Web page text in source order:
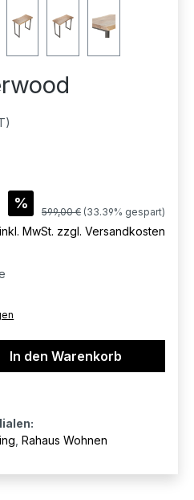
% Regulärer Preis:
599,00 € (33.39% gespart)
MwSt. zzgl. Versandkosten
Gib den
In den Warenkorb
Rahaus Wohnen